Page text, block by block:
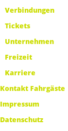
Verbindungen
Tickets
Unternehmen
Freizeit
Karriere
Kontakt Fahrgäste
Impressum
Datenschutz